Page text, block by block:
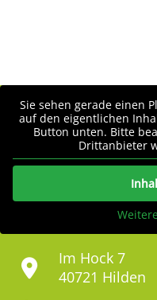
Sie sehen gerade einen
auf den eigentlichen
Button unten. Bitte
Drittanbieter
Im Hock 7
40721 Hilden